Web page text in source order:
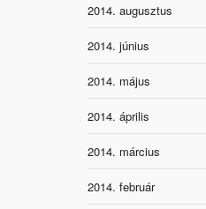
2014. augusztus
2014. június
2014. május
2014. április
2014. március
2014. február